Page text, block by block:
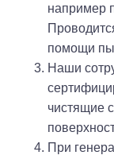
например
помощи
Наши
чистящие
При